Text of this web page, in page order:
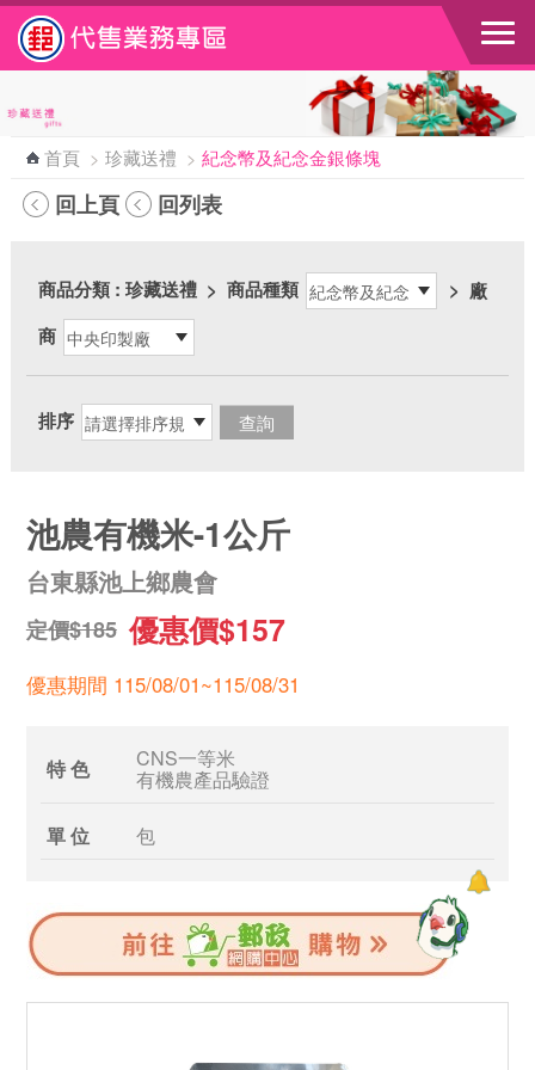
跳到主要內容區塊
首頁 > 珍藏送禮 > 紀念幣及紀念金銀條塊
回上頁 回列表
商品分類: 珍藏送禮 > 商品種類 > 廠
商
排序
池農有機米-1公斤
台東縣池上鄉農會
定價$185 優惠價$157
優惠期間 115/08/01~115/08/31
特 色 CNS一等米
有機農產品驗證
單 位 包